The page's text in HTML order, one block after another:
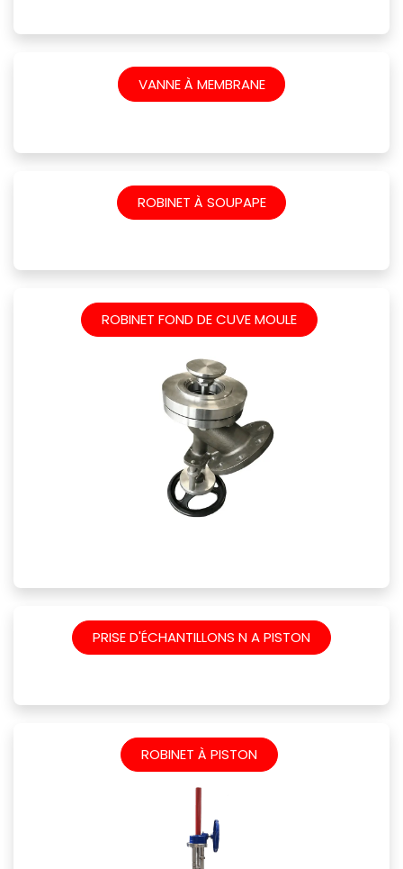
VANNE À MEMBRANE
ROBINET À SOUPAPE
ROBINET FOND DE CUVE MOULE ​
PRISE D'ÉCHANTILLONS N A PISTON
ROBINET À PISTON ​